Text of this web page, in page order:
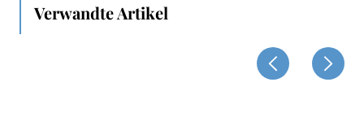
Verwandte Artikel